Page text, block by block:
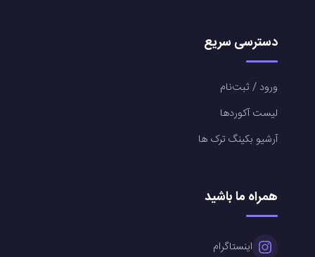
دسترسی سریع
ورود / ثبت‌نام
لیست آکوردها
آرشیو بکینگ ترک ها
همراه ما باشید
اینستاگرام